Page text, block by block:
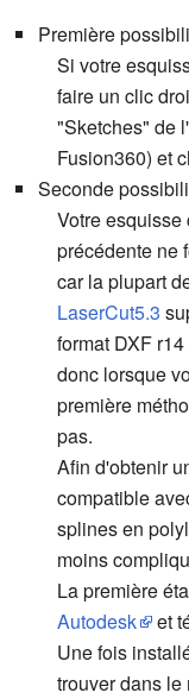
Première
Si votre
faire un clic
"Sketches" de
Fusion360) et
Seconde
Votre
précédente ne
car la plupart
LaserCut5.3
format DXF
donc lorsque
première
pas.
Afin d'obtenir
compatible
splines en
moins
La première
Autodesk
et
Une fois
trouver dans